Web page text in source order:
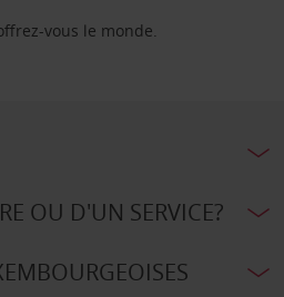
vous le monde.
OU D'UN SERVICE?